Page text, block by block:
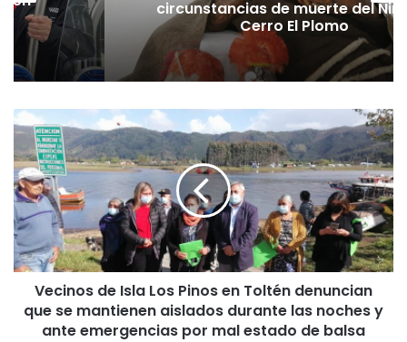
circunstancias de muerte del
Cerro El Plomo
V
e
c
i
n
o
s
d
e
Vecinos de Isla Los Pinos en Toltén denuncian
que se mantienen aislados durante las noches y
ante emergencias por mal estado de balsa